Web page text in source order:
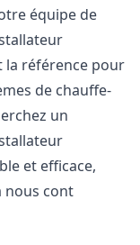
équipe de
la référence pour
de chauffe-
un
et efficace,
nous cont